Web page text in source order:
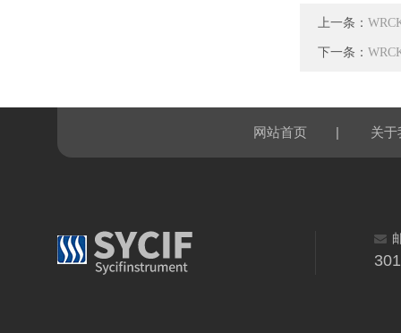
上一条：
下一条：
网站首页 | 关于